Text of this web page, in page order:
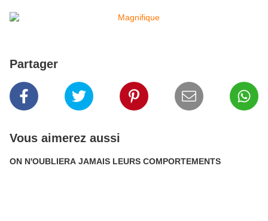
Partager
Vous aimerez aussi
ON N'OUBLIERA JAMAIS LEURS COMPORTEMENTS